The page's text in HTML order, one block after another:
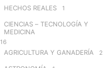
HECHOS REALES 1
CIENCIAS – TECNOLOGÍA Y
MEDICINA
16
AGRICULTURA Y GANADERÍA 2